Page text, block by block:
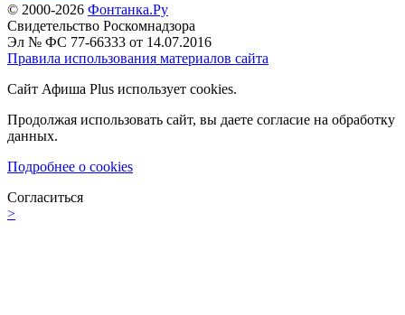
© 2000-2026 Фонтанка.Ру
Свидетельство Роскомнадзора
Эл № ФС 77-66333 от 14.07.2016
Правила использования материалов сайта
Сайт Афиша Plus использует cookies.
Продолжая использовать сайт, вы даете согласие на обработку
данных.
Подробнее о cookies
Согласиться
>